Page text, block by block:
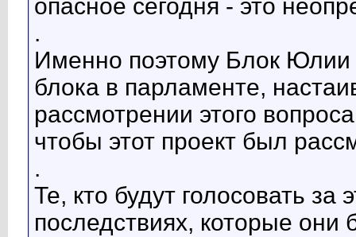
опасное сегодня - это
.
Именно поэтому Блок
блока в парламенте,
рассмотрении этого
чтобы этот проект был
.
Те, кто будут голосовать
последствиях, которые они